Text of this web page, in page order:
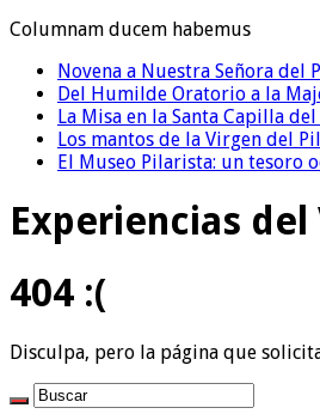
Columnam ducem habemus
Novena a Nuestra Señora del
Del Humilde Oratorio a la
La Misa en la Santa Capilla
Los mantos de la Virgen del
El Museo Pilarista: un tesoro
Experiencias
404 :(
Disculpa, pero la página que